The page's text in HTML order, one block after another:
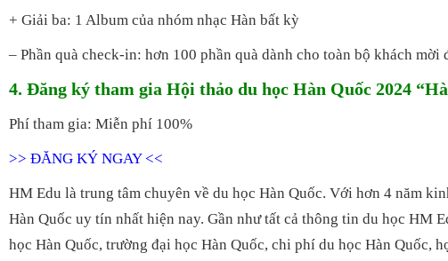
+ Giải ba: 1 Album của nhóm nhạc Hàn bất kỳ
– Phần quà check-in: hơn 100 phần quà dành cho toàn bộ khách mời
4. Đăng ký tham gia Hội thảo du học Hàn Quốc 2024
Phí tham gia: Miễn phí 100%
>> ĐĂNG KÝ NGAY <<
HM Edu là trung tâm chuyên về du học Hàn Quốc. Với hơn 4 năm
Hàn Quốc uy tín nhất hiện nay. Gần như tất cả thông tin du học HM
học Hàn Quốc, trường đại học Hàn Quốc, chi phí du học Hàn